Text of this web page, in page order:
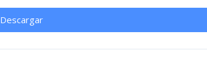
Descargar